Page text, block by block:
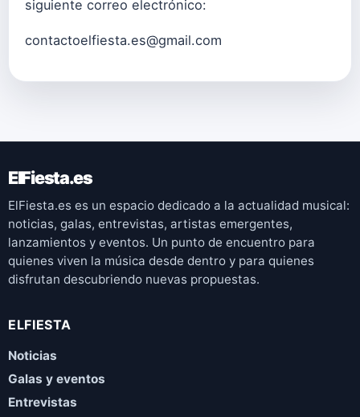
siguiente correo electrónico:
contactoelfiesta.es@gmail.com
ElFiesta.es
ElFiesta.es es un espacio dedicado a la actualidad musical:
noticias, galas, entrevistas, artistas emergentes,
lanzamientos y eventos. Un punto de encuentro para
quienes viven la música desde dentro y para quienes
disfrutan descubriendo nuevas propuestas.
ELFIESTA
Noticias
Galas y eventos
Entrevistas